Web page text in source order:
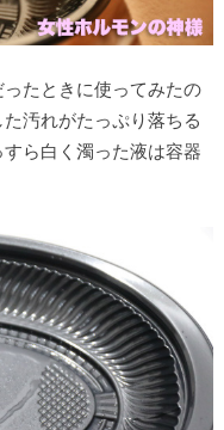
たときに使ってみたの
汚れがたっぷり落ちる
ら白く濁った液は容器